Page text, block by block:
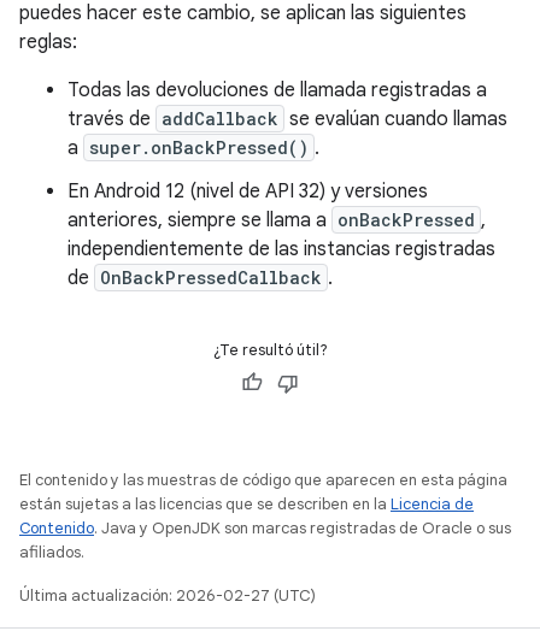
puedes hacer este cambio, se aplican las siguientes
reglas:
Todas las devoluciones de llamada registradas a
través de addCallback se evalúan cuando llamas
a super.onBackPressed() .
En Android 12 (nivel de API 32) y versiones
anteriores, siempre se llama a onBackPressed ,
independientemente de las instancias registradas
de OnBackPressedCallback .
¿Te resultó útil?
El contenido y las muestras de código que aparecen en esta página
están sujetas a las licencias que se describen en la Licencia de
Contenido. Java y OpenJDK son marcas registradas de Oracle o sus
afiliados.
Última actualización: 2026-02-27 (UTC)